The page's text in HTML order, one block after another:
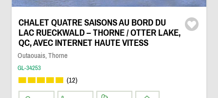
CHALET QUATRE SAISONS AU BORD DU
LAC RUECKWALD – THORNE / OTTER LAKE,
QC, AVEC INTERNET HAUTE VITESS
Outaouais, Thorne
GL-34253
(12)